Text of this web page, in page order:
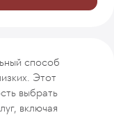
способ
Этот
выбрать
включая